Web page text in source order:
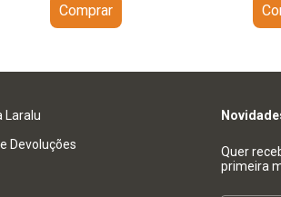
Comprar
Laralu
Devoluções
Quer
primeira